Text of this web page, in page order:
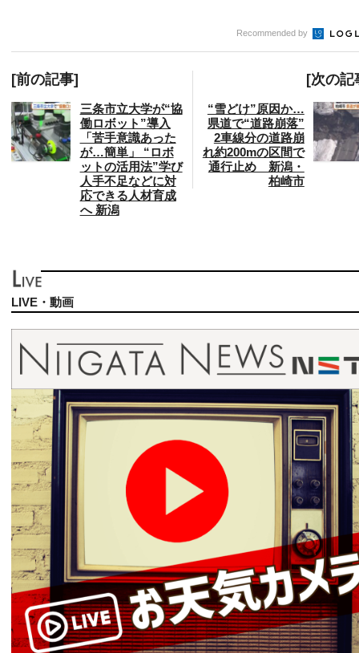
Recommended by
[前の記事]
三条市立大学が“協
働ロボット”導入
「苦手意識あった
が…簡単」 “ロボ
ットの活用法”学び
人手不足などに対
応できる人材育成
へ 新潟
[次の記
“雪どけ”原因か…
県道で“道路崩落”
2車線分の道路崩
れ約200mの区間で
通行止め 新潟・
柏崎市
LIVE・動画